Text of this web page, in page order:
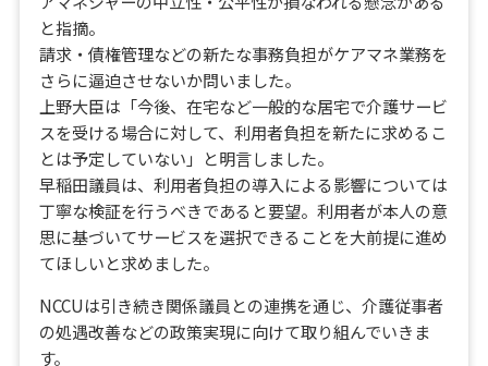
と指摘。
請求・債権管理などの新たな事務負担がケアマネ業務を
さらに逼迫させないか問いました。
上野大臣は「今後、在宅など一般的な居宅で介護サービ
スを受ける場合に対して、利用者負担を新たに求めるこ
とは予定していない」と明言しました。
早稲田議員は、利用者負担の導入による影響については
丁寧な検証を行うべきであると要望。利用者が本人の意
思に基づいてサービスを選択できることを大前提に進め
てほしいと求めました。
NCCUは引き続き関係議員との連携を通じ、介護従事者
の処遇改善などの政策実現に向けて取り組んでいきま
す。